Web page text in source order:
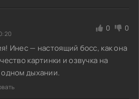
0 0
Инес — настоящий босс, как она
картинки и озвучка на
дыхании.